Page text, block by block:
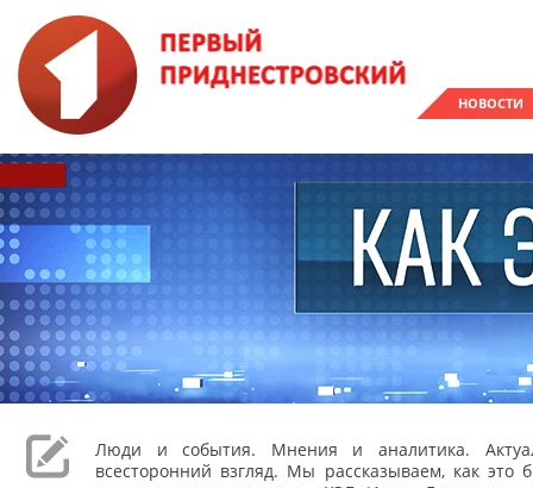
НОВОСТИ
Люди и события. Мнения и аналитика.
всесторонний взгляд. Мы рассказываем, как это